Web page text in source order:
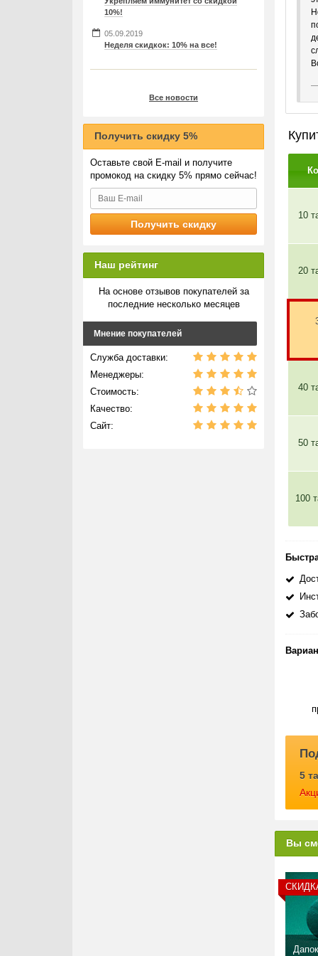
10
20
40
50
100
5
Вы
10%!
05.09.2019
Неделя скидкок: 10% на все!
Все новости
Получить скидку 5%
Оставьте свой E-mail и получите
промокод на скидку 5% прямо сейчас!
Наш рейтинг
На основе отзывов покупателей за
последние несколько месяцев
Мнение покупателей
Служба доставки:
Менеджеры:
Стоимость:
Качество:
Сайт: